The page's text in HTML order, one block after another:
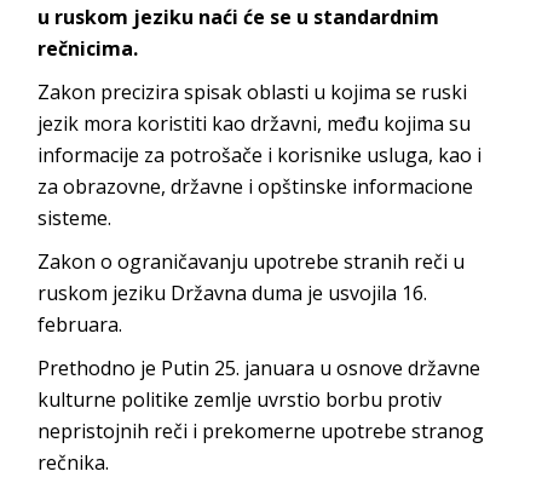
u ruskom jeziku naći će se u standardnim
rečnicima.
Zakon precizira spisak oblasti u kojima se ruski
jezik mora koristiti kao državni, među kojima su
informacije za potrošače i korisnike usluga, kao i
za obrazovne, državne i opštinske informacione
sisteme.
Zakon o ograničavanju upotrebe stranih reči u
ruskom jeziku Državna duma je usvojila 16.
februara.
Prethodno je Putin 25. januara u osnove državne
kulturne politike zemlje uvrstio borbu protiv
nepristojnih reči i prekomerne upotrebe stranog
rečnika.